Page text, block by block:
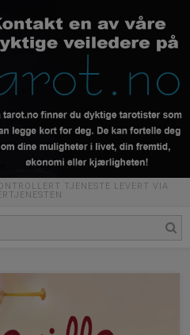
TJENESTE LEVERT VIA